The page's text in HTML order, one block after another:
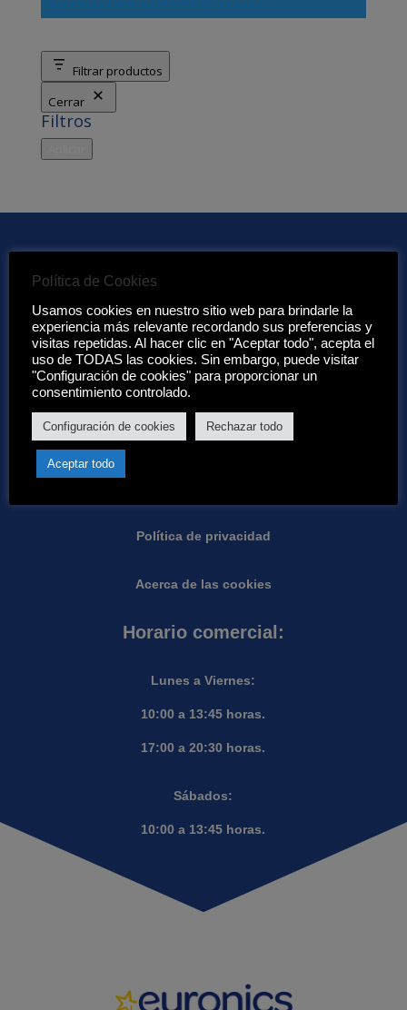
Filtrar productos
Cerrar
Filtros
Acerca de nosotros
Condiciones de Eurotenerife:
Condiciones generales
Política de privacidad
Acerca de las cookies
Horario comercial:
Lunes a Viernes:
10:00 a 13:45 horas.
17:00 a 20:30 horas.
Sábados:
10:00 a 13:45 horas.
Política de Cookies
Usamos cookies en nuestro sitio web para brindarle la
experiencia más relevante recordando sus preferencias y
visitas repetidas. Al hacer clic en "Aceptar todo", acepta el
uso de TODAS las cookies. Sin embargo, puede visitar
"Configuración de cookies" para proporcionar un
consentimiento controlado.
Configuración de cookies Rechazar todo
Aceptar todo